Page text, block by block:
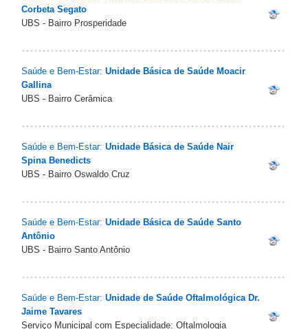
Corbeta Segato
UBS - Bairro Prosperidade
Saúde e Bem-Estar: Unidade Básica de Saúde Moacir
Gallina
UBS - Bairro Cerâmica
Saúde e Bem-Estar: Unidade Básica de Saúde Nair
Spina Benedicts
UBS - Bairro Oswaldo Cruz
Saúde e Bem-Estar: Unidade Básica de Saúde Santo
Antônio
UBS - Bairro Santo Antônio
Saúde e Bem-Estar: Unidade de Saúde Oftalmológica Dr.
Jaime Tavares
Serviço Municipal com Especialidade: Oftalmologia